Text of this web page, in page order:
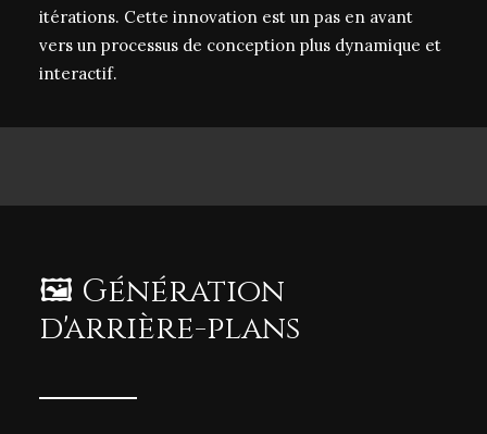
itérations. Cette innovation est un pas en avant
vers un processus de conception plus dynamique et
interactif.
🖼️ Génération
d'arrière-plans